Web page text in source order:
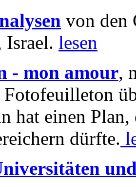
von den
Israel. lesen
- mon amour,
hat einen Plan,
dürfte.